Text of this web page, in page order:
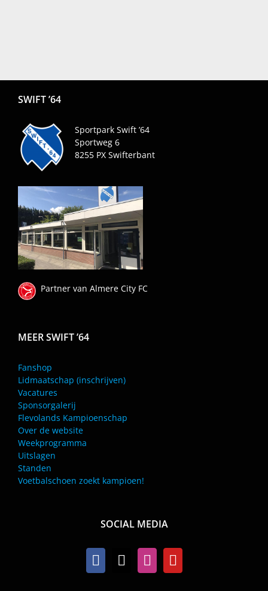
SWIFT ’64
Sportpark Swift ’64
Sportweg 6
8255 PX Swifterbant
Partner van Almere City FC
MEER SWIFT ’64
Fanshop
Lidmaatschap (inschrijven)
Vacatures
Sponsorgalerij
Flevolands Kampioenschap
Over de website
Weekprogramma
Uitslagen
Standen
Voetbalschoen zoekt kampioen!
SOCIAL MEDIA